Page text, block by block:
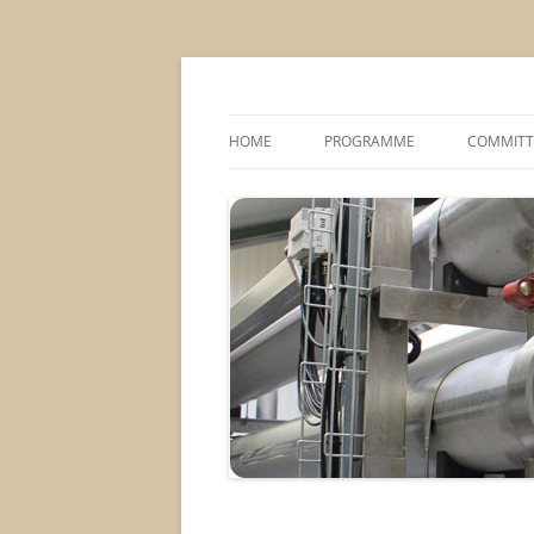
HOME PROGRAMME
POSTER SESSIONS
COMPANY VISITS